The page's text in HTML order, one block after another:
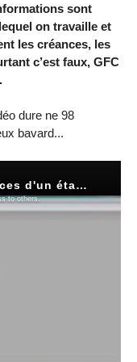
sont
on travaille et
les créances, les
c’est faux, GFC
dure ne 98
bavard...